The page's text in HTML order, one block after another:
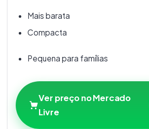
Mais barata
Compacta
Pequena para famílias
Ver preço no Mercado
Livre